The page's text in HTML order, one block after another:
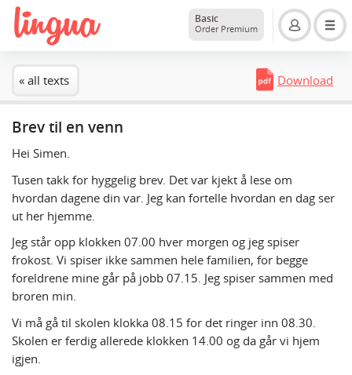
Basic
Order Premium
« all texts Download
Brev til en venn
Hei Simen.
Tusen takk for hyggelig brev. Det var kjekt å lese om
hvordan dagene din var. Jeg kan fortelle hvordan en dag ser
ut her hjemme.
Jeg står opp klokken 07.00 hver morgen og jeg spiser
frokost. Vi spiser ikke sammen hele familien, for begge
foreldrene mine går på jobb 07.15. Jeg spiser sammen med
broren min.
Vi må gå til skolen klokka 08.15 for det ringer inn 08.30.
Skolen er ferdig allerede klokken 14.00 og da går vi hjem
igjen.